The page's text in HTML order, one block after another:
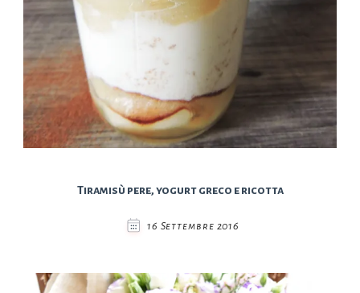
Tiramisù pere, yogurt greco e ricotta
16 Settembre 2016